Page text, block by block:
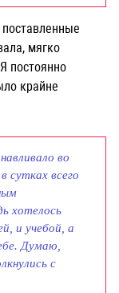
мягко
постоянно
крайне
во
сутках всего
хотелось
и учебой, а
Думаю,
с